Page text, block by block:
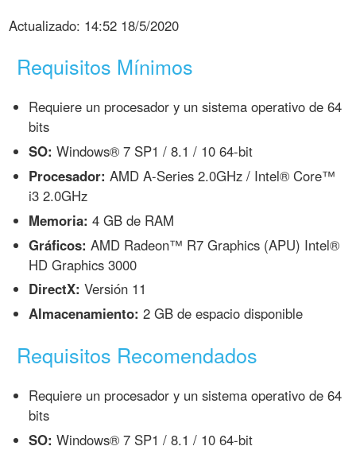
Actualizado: 14:52 18/5/2020
Requisitos Mínimos
Requiere un procesador y un sistema operativo de 64
bits
SO: Windows® 7 SP1 / 8.1 / 10 64-bit
Procesador: AMD A-Series 2.0GHz / Intel® Core™
i3 2.0GHz
Memoria: 4 GB de RAM
Gráficos: AMD Radeon™ R7 Graphics (APU) Intel®
HD Graphics 3000
DirectX: Versión 11
Almacenamiento: 2 GB de espacio disponible
Requisitos Recomendados
Requiere un procesador y un sistema operativo de 64
bits
SO: Windows® 7 SP1 / 8.1 / 10 64-bit